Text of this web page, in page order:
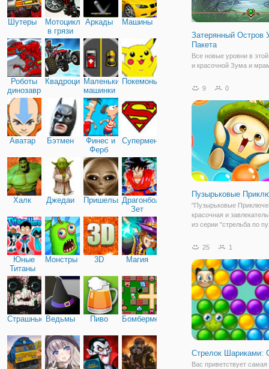
Шутеры
Мотоциклы
в грязи
Аркады Машины
Роботы
динозавры
КвадроциклыМаленькие
машинки
Покемоны
Аватар Бэтмен
Финес и
Ферб
Супермен
Халк Джедаи ПришельцыДрагонболл
Зет
Юные
Титаны
Монстры 3D Магия
Страшные Ведьмы Пиво Бомбермен
Затерянный Остров
Пакета
Все новые уровни в
и красочной Зума и
цепочку и соедините 3
шарики, прежде чем они
выхода. Нажмите/
стрелку,
9 0
Пузырьковые
"Пузырьковые
красочная и
из серии "стрельба по
очаровательному
тех самых красочных
чтобы это сделать,
25 1
Стрелок Шариками:
Вас приветствует самая